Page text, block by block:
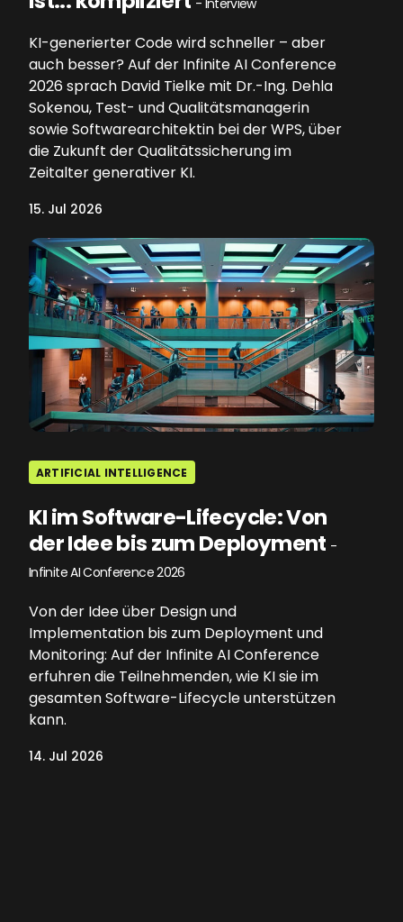
KI-generierter Code wird schneller – aber
auch besser? Auf der Infinite AI Conference
2026 sprach David Tielke mit Dr.-Ing. Dehla
Sokenou, Test- und Qualitätsmanagerin
sowie Softwarearchitektin bei der WPS, über
die Zukunft der Qualitätssicherung im
Zeitalter generativer KI.
15. Jul 2026
ARTIFICIAL INTELLIGENCE
KI im Software-Lifecycle: Von
der Idee bis zum Deployment -
Infinite AI Conference 2026
Von der Idee über Design und
Implementation bis zum Deployment und
Monitoring: Auf der Infinite AI Conference
erfuhren die Teilnehmenden, wie KI sie im
gesamten Software-Lifecycle unterstützen
kann.
14. Jul 2026